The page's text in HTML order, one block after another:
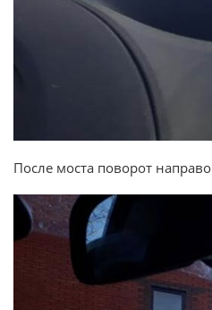
После моста поворот направо